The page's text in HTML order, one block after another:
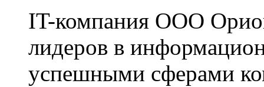
IT-компания ООО
лидеров в
успешными сферами